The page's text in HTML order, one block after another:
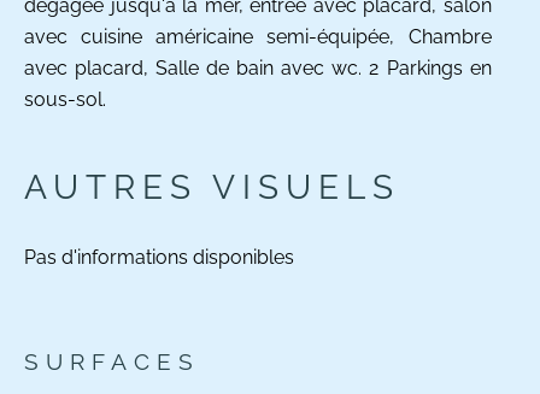
dégagée jusqu'à la mer, entrée avec placard, salon
avec cuisine américaine semi-équipée, Chambre
avec placard, Salle de bain avec wc. 2 Parkings en
sous-sol.
AUTRES VISUELS
Pas d'informations disponibles
SURFACES